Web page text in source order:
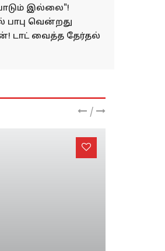
இல்லை"!
பாபு வென்றது
டாட் வைத்த தேர்தல்
/